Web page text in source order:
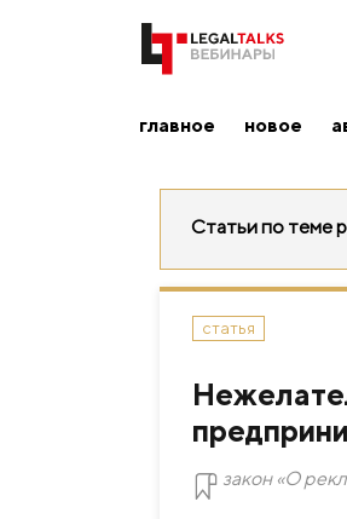
главное новое
Статьи по теме
статья
закон «О